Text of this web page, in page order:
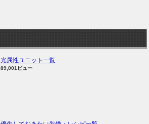
光属性ユニット一覧
89,001ビュー